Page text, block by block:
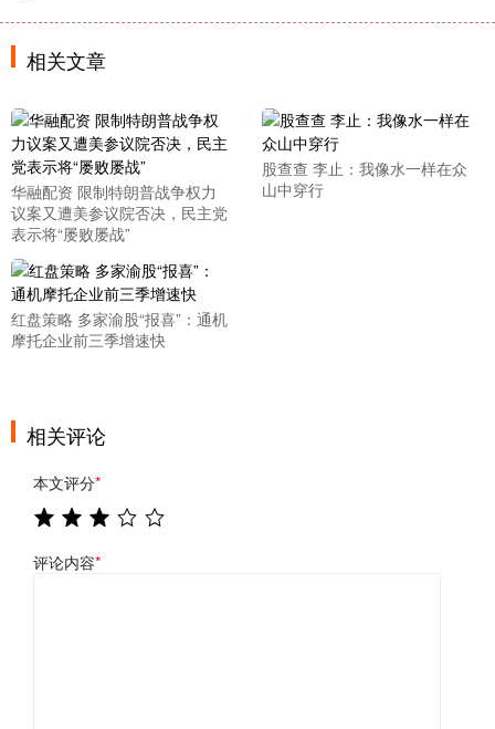
相关文章
华融配资 限制特朗普战争权力
议案又遭美参议院否决，民主党
表示将“屡败屡战”
股查查 李止：我像水一样在众
山中穿行
红盘策略 多家渝股“报喜”：通机
摩托企业前三季增速快
相关评论
本文评分*
评论内容*